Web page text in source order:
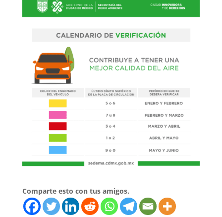
Comparte esto con tus amigos.